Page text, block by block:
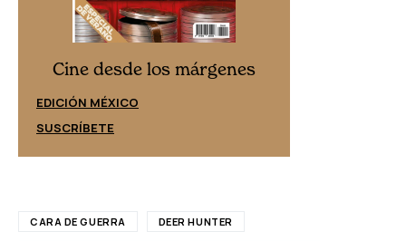
Cine desde los márgenes
EDICIÓN MÉXICO
SUSCRÍBETE
CARA DE GUERRA DEER HUNTER